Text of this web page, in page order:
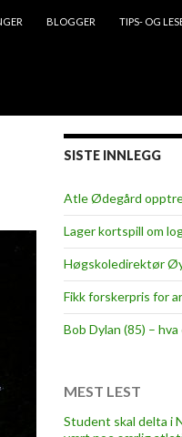
BLOGGER TIPS- OG
SISTE INNLEGG
Atle Ødegård
Lager kortspill om
Høgskoledirektør
Fikk forskerpris for
Bob Dylan (85) –
MEST LEST
Student skal delta i